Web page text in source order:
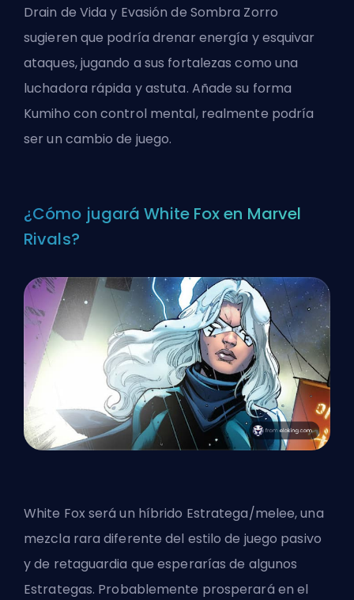
Drain de Vida y Evasión de Sombra Zorro
sugieren que podría drenar energía y esquivar
ataques, jugando a sus fortalezas como una
luchadora rápida y astuta. Añade su forma
Kumiho con control mental, realmente podría
ser un cambio de juego.
¿Cómo jugará White Fox en Marvel
Rivals?
White Fox será un híbrido Estratega/melee, una
mezcla rara diferente del estilo de juego pasivo
y de retaguardia que esperarías de algunos
Estrategas. Probablemente prosperará en el